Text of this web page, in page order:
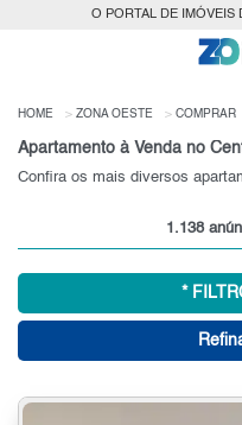
O PORTAL DE IMÓVEIS
HOME ZONA OESTE COMPRAR
Apartamento à Venda no
Confira os mais diversos
1.138
*